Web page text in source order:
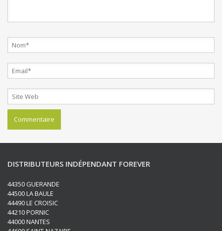
DISTRIBUTEURS INDÉPENDANT FOREVER
44350 GUERANDE
44500 LA BAULE
44490 LE CROISIC
44210 PORNIC
44000 NANTES